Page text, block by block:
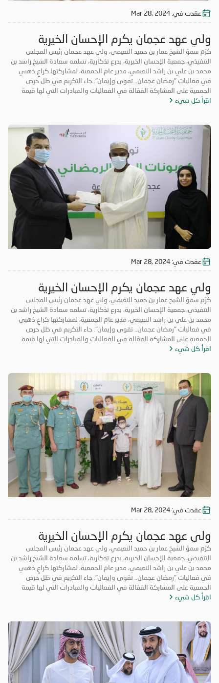
عقدت في: Mar 28, 2024
ولي عهد عجمان يكرم الإحسان الخيرية
كرّم سموّ الشيخ عمار بن حميد النعيمي، ولي عهد عجمان رئيس المجلس
التنفيذي، جمعية الإحسان الخيرية، بدرع تذكارية، تسلمه سعادة الشيخ راشد بن
محمد بن علي بن راشد النعيمي، مدير عام الجمعية، لمشاركتها كراعٍ ذهبي
في فعاليات "رمضان عجمان.. تقوى وإيمان". جاء التكريم في ظل حرص
الجمعية على المشاركة الفعّالة في الفعاليات والمبادرات التي لها قيمة
مضافة تعود على المجتمع بالخير والنفع، وهو ما تتميز به فعاليات "رمضان
وواجبها تجاه الإمارة؛ إذ قامت برعاية ذهبية للفعاليات والنشاطات
والمبادرات الدينية والاجتماعية المتنوعة التي تحاكي روحانيات شهر رمضان
المبارك، انسجاماً مع نهج الخير والعطاء الذي تتبناه الجمعية منذ تأسيسها،
وتعزيزاً لمكانة الإمارة وإبراز دورها في نشر قيم الخير والمحبة في الشهر
الفضيل.
اقرأ كل شيء
عقدت في: Mar 28, 2024
ولي عهد عجمان يكرم الإحسان الخيرية
كرّم سموّ الشيخ عمار بن حميد النعيمي، ولي عهد عجمان رئيس المجلس
التنفيذي، جمعية الإحسان الخيرية، بدرع تذكارية، تسلمه سعادة الشيخ راشد بن
محمد بن علي بن راشد النعيمي، مدير عام الجمعية، لمشاركتها كراعٍ ذهبي
في فعاليات "رمضان عجمان.. تقوى وإيمان". جاء التكريم في ظل حرص
الجمعية على المشاركة الفعّالة في الفعاليات والمبادرات التي لها قيمة
مضافة تعود على المجتمع بالخير والنفع، وهو ما تتميز به فعاليات "رمضان
وواجبها تجاه الإمارة؛ إذ قامت برعاية ذهبية للفعاليات والنشاطات
والمبادرات الدينية والاجتماعية المتنوعة التي تحاكي روحانيات شهر رمضان
المبارك، انسجاماً مع نهج الخير والعطاء الذي تتبناه الجمعية منذ تأسيسها،
وتعزيزاً لمكانة الإمارة وإبراز دورها في نشر قيم الخير والمحبة في الشهر
الفضيل.
اقرأ كل شيء
عقدت في: Mar 28, 2024
ولي عهد عجمان يكرم الإحسان الخيرية
كرّم سموّ الشيخ عمار بن حميد النعيمي، ولي عهد عجمان رئيس المجلس
التنفيذي، جمعية الإحسان الخيرية، بدرع تذكارية، تسلمه سعادة الشيخ راشد بن
محمد بن علي بن راشد النعيمي، مدير عام الجمعية، لمشاركتها كراعٍ ذهبي
في فعاليات "رمضان عجمان.. تقوى وإيمان". جاء التكريم في ظل حرص
الجمعية على المشاركة الفعّالة في الفعاليات والمبادرات التي لها قيمة
مضافة تعود على المجتمع بالخير والنفع، وهو ما تتميز به فعاليات "رمضان
وواجبها تجاه الإمارة؛ إذ قامت برعاية ذهبية للفعاليات والنشاطات
والمبادرات الدينية والاجتماعية المتنوعة التي تحاكي روحانيات شهر رمضان
المبارك، انسجاماً مع نهج الخير والعطاء الذي تتبناه الجمعية منذ تأسيسها،
وتعزيزاً لمكانة الإمارة وإبراز دورها في نشر قيم الخير والمحبة في الشهر
الفضيل.
اقرأ كل شيء